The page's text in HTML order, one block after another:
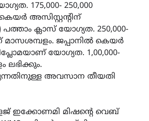
175,000- 250,000
അസിസ്റ്റന്റിന്
ക്ലാസ് യോഗ്യത. 250,000-
മാസശമ്പളം. ജപ്പാനിൽ കെയർ
യോഗ്യത. 1,00,000-
ലഭിക്കും.
അവസാന തീയതി
ഇക്കോണമി മിഷന്റെ വെബ്